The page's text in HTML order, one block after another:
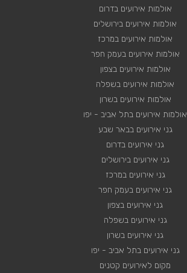
אולמות אירועים בדרום
אולמות אירועים בירושלים
אולמות אירועים במרכז
אולמות אירועים בעמק חפר
אולמות אירועים בצפון
אולמות אירועים בשפלה
אולמות אירועים בשרון
אולמות אירועים בתל אביב - יפו
גני אירועים בבאר שבע
גני אירועים בדרום
גני אירועים בירושלים
גני אירועים במרכז
גני אירועים בעמק חפר
גני אירועים בצפון
גני אירועים בשפלה
גני אירועים בשרון
גני אירועים בתל אביב - יפו
מקום לאירועים קטנים